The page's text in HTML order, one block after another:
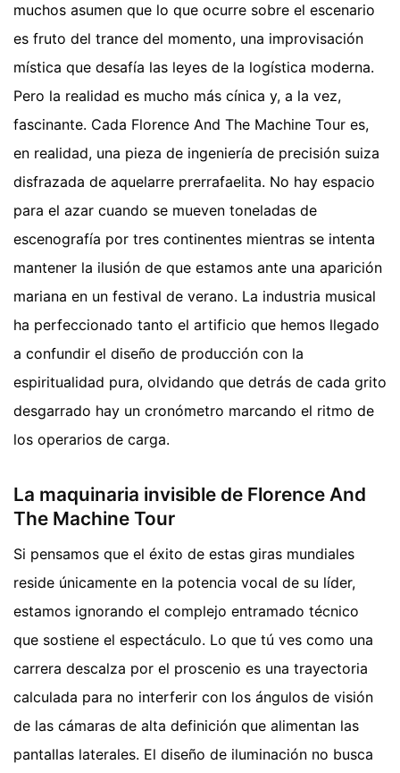
muchos asumen que lo que ocurre sobre el escenario
es fruto del trance del momento, una improvisación
mística que desafía las leyes de la logística moderna.
Pero la realidad es mucho más cínica y, a la vez,
fascinante. Cada Florence And The Machine Tour es,
en realidad, una pieza de ingeniería de precisión suiza
disfrazada de aquelarre prerrafaelita. No hay espacio
para el azar cuando se mueven toneladas de
escenografía por tres continentes mientras se intenta
mantener la ilusión de que estamos ante una aparición
mariana en un festival de verano. La industria musical
ha perfeccionado tanto el artificio que hemos llegado
a confundir el diseño de producción con la
espiritualidad pura, olvidando que detrás de cada grito
desgarrado hay un cronómetro marcando el ritmo de
los operarios de carga.
La maquinaria invisible de Florence And
The Machine Tour
Si pensamos que el éxito de estas giras mundiales
reside únicamente en la potencia vocal de su líder,
estamos ignorando el complejo entramado técnico
que sostiene el espectáculo. Lo que tú ves como una
carrera descalza por el proscenio es una trayectoria
calculada para no interferir con los ángulos de visión
de las cámaras de alta definición que alimentan las
pantallas laterales. El diseño de iluminación no busca